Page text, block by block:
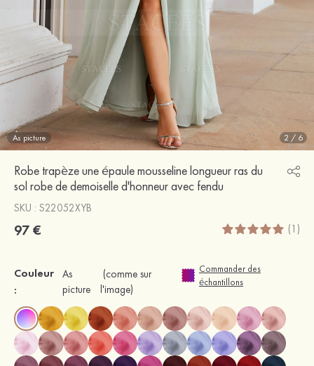
As picture 2 / 6
Robe trapèze une épaule mousseline longueur ras du
sol robe de demoiselle d'honneur avec fendu
SKU : S22052XYB
97 € (1)
Couleur
:
As
picture
(comme sur
l'image)
Commander des
échantillons